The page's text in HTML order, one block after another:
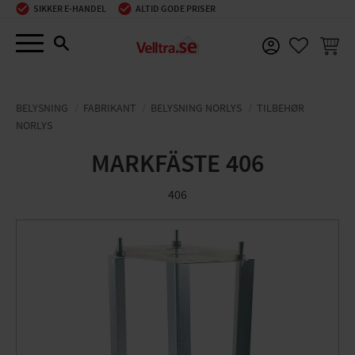
Menu
SIKKER E-HANDEL ALTID GODE PRISER
BELYSNING FABRIKANT BELYSNING NORLYS
TILBEHØR
NORLYS
MARKFÄSTE 406
406